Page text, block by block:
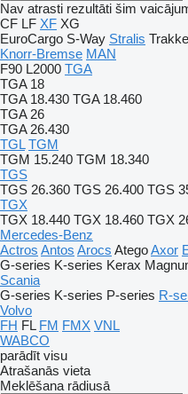
Nav atrasti rezultāti šim
CF LF XF XG
EuroCargo S-Way Stralis
Knorr-Bremse MAN
F90 L2000 TGA
TGA 18
TGA 18.430 TGA 18.460
TGA 26
TGA 26.430
TGL TGM
TGM 15.240 TGM 18.340
TGS
TGS 26.360 TGS 26.400 TGS
TGX
TGX 18.440 TGX 18.460 TGX
Mercedes-Benz
Actros Antos Arocs AtegoAxor
G-series K-series Kerax
Scania
G-series K-series P-series R-
Volvo
FH FL FM FMX VNL
WABCO
parādīt visu
Atrašanās vieta
Meklēšana rādiusā